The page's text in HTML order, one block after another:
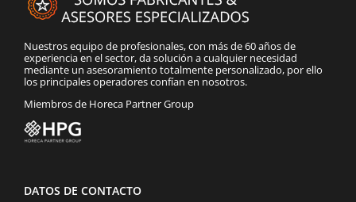
Nuestros equipo de profesionales, con más de 60 años de
experiencia en el sector, da solución a cualquier necesidad
mediante un asesoramiento totalmente personalizado, por ello
los principales operadores confían en nosotros.
Miembros de Horeca Partner Group
DATOS DE CONTACTO